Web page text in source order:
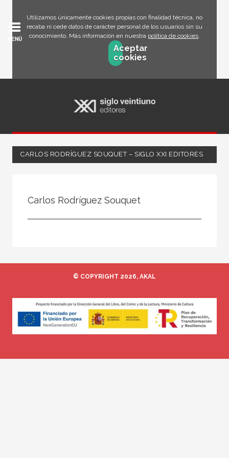
Utilizamos únicamente cookies propias con finalidad técnica, no
recaba ni cede datos de carácter personal de los usuarios sin su
conocimiento. Más información en nuestra política de cookies.
Aceptar
cookies
MENÚ
CARLOS RODRÍGUEZ SOUQUET – SIGLO XXI EDITORES
Carlos Rodríguez Souquet
© COPYRIGHT 2026, AKAL